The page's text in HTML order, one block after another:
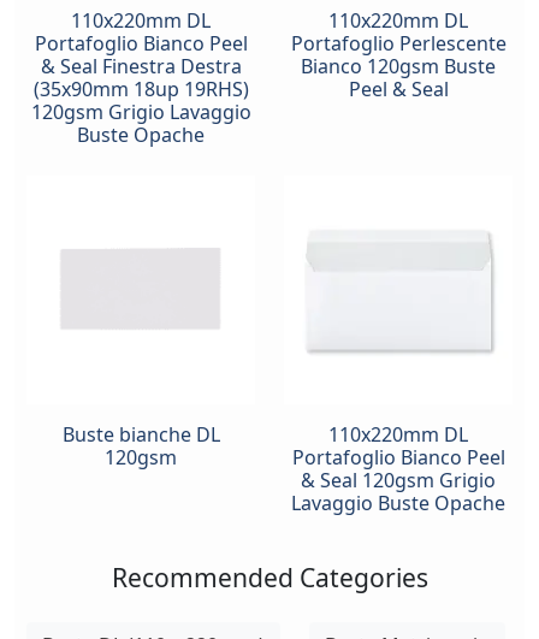
110x220mm DL
Portafoglio Bianco Peel
& Seal Finestra Destra
(35x90mm 18up 19RHS)
120gsm Grigio Lavaggio
Buste Opache
110x220mm DL
Portafoglio Perlescente
Bianco 120gsm Buste
Peel & Seal
Buste bianche DL
120gsm
110x220mm DL
Portafoglio Bianco Peel
& Seal 120gsm Grigio
Lavaggio Buste Opache
Recommended Categories